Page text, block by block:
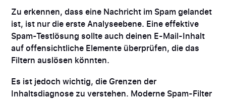
Zu erkennen, dass eine Nachricht im Spam gelandet
ist, ist nur die erste Analyseebene. Eine effektive
Spam-Testlösung sollte auch deinen E-Mail-Inhalt
auf offensichtliche Elemente überprüfen, die das
Filtern auslösen könnten.
Es ist jedoch wichtig, die Grenzen der
Inhaltsdiagnose zu verstehen. Moderne Spam-Filter